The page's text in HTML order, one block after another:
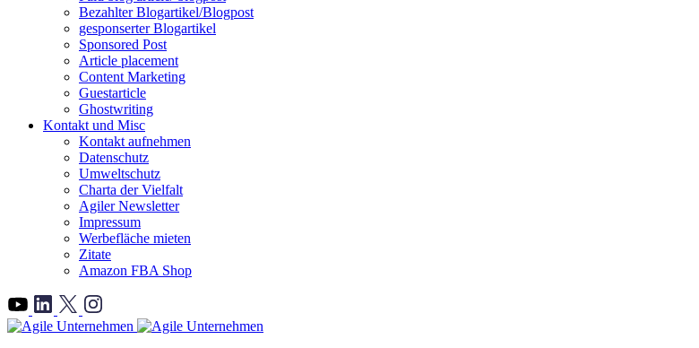
Bezahlter Blogartikel/Blogpost
gesponserter Blogartikel
Sponsored Post
Article placement
Content Marketing
Guestarticle
Ghostwriting
Kontakt und Misc
Kontakt aufnehmen
Datenschutz
Umweltschutz
Charta der Vielfalt
Agiler Newsletter
Impressum
Werbefläche mieten
Zitate
Amazon FBA Shop
">